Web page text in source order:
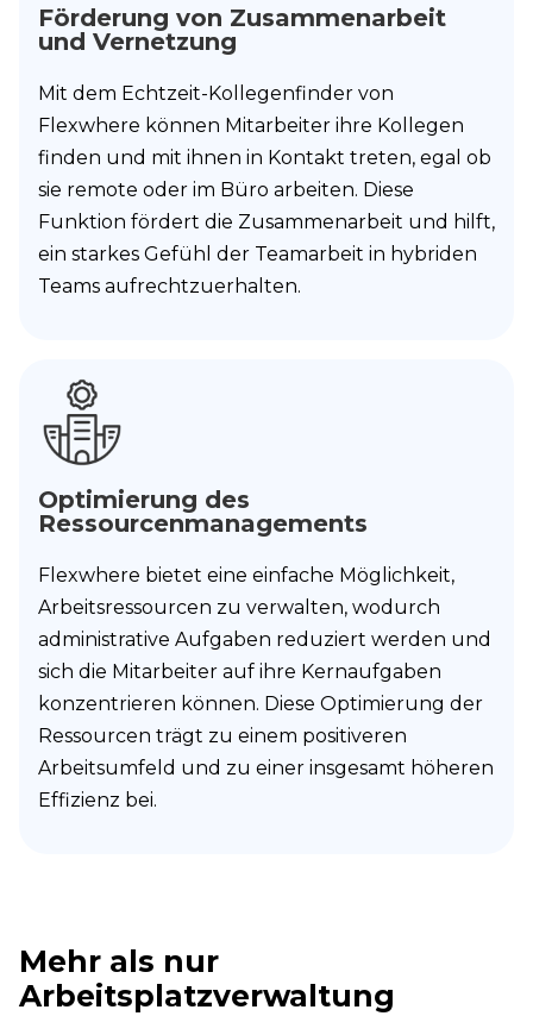
Förderung von Zusammenarbeit
und Vernetzung
Mit dem Echtzeit-Kollegenfinder von
Flexwhere können Mitarbeiter ihre Kollegen
finden und mit ihnen in Kontakt treten, egal ob
sie remote oder im Büro arbeiten. Diese
Funktion fördert die Zusammenarbeit und hilft,
ein starkes Gefühl der Teamarbeit in hybriden
Teams aufrechtzuerhalten.
Optimierung des
Ressourcenmanagements
Flexwhere bietet eine einfache Möglichkeit,
Arbeitsressourcen zu verwalten, wodurch
administrative Aufgaben reduziert werden und
sich die Mitarbeiter auf ihre Kernaufgaben
konzentrieren können. Diese Optimierung der
Ressourcen trägt zu einem positiveren
Arbeitsumfeld und zu einer insgesamt höheren
Effizienz bei.
Mehr als nur
Arbeitsplatzverwaltung